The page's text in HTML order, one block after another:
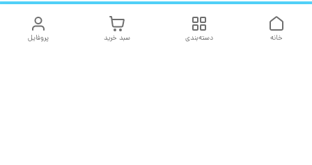
پروفایل سبد خرید دسته‌بندی خانه